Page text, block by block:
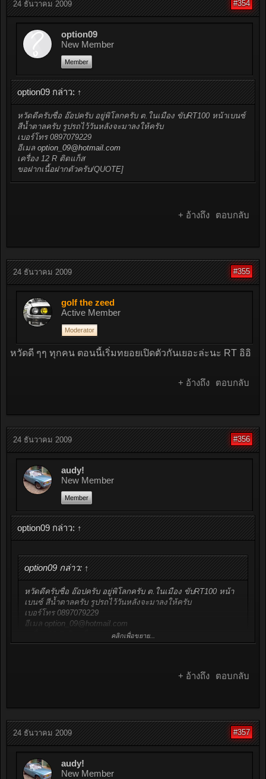
24 ธันวาคม 2009 #354
option09
New Member
Member
option09 กล่าว: ↑
หวัดดีครับชื่อ อ๊อปครับ อยู่พิโลกครับ ต.ในเมือง ขับRT100 หน้าเบนซ์
สีน้ำตาลครับ รูปรถไว้วันหลังจะมาลงให้ครับ
เบอร์โทร 0897079229
อีเมล option_09@hotmail.com
เครื่อง 12 R ติดแก็ส
ขอฝากเนื้อฝากตัวครับ/QUOTE]
+ อ้างถึง ตอบกลับ
24 ธันวาคม 2009 #355
golf the zeed
Active Member
Moderator
หวัดดี ๆๆ ทุกคน ตอนนี้เริ่มทยอยเปิดตัวกันเยอะล่ะนะ RT อิอิ
+ อ้างถึง ตอบกลับ
24 ธันวาคม 2009 #356
audy!
New Member
Member
option09 กล่าว: ↑
option09 กล่าว: ↑
หวัดดีครับชื่อ อ๊อปครับ อยู่พิโลกครับ ต.ในเมือง ขับRT100 หน้า
เบนซ์ สีน้ำตาลครับ รูปรถไว้วันหลังจะมาลงให้ครับ
เบอร์โทร 0897079229
อีเมล option_09@hotmail.com
ขอฝากเนื้อฝากตัวครับ/QUOTE]
คลิกเพื่อขยาย...
+ อ้างถึง ตอบกลับ
24 ธันวาคม 2009 #357
audy!
New Member